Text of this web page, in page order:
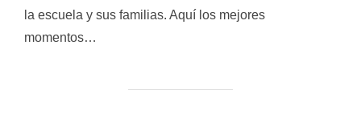
la escuela y sus familias. Aquí los mejores
momentos…